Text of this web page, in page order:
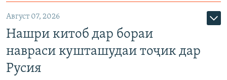
Август 07, 2026
Нашри китоб дар бораи
навраси кушташудаи тоҷик дар
Русия